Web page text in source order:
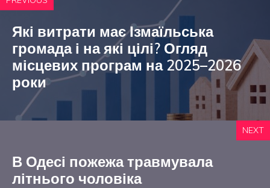
Які витрати має Ізмаїльська
громада і на які цілі? Огляд
місцевих програм на 2025–2026
роки
NEXT
В Одесі пожежа травмувала
літнього чоловіка